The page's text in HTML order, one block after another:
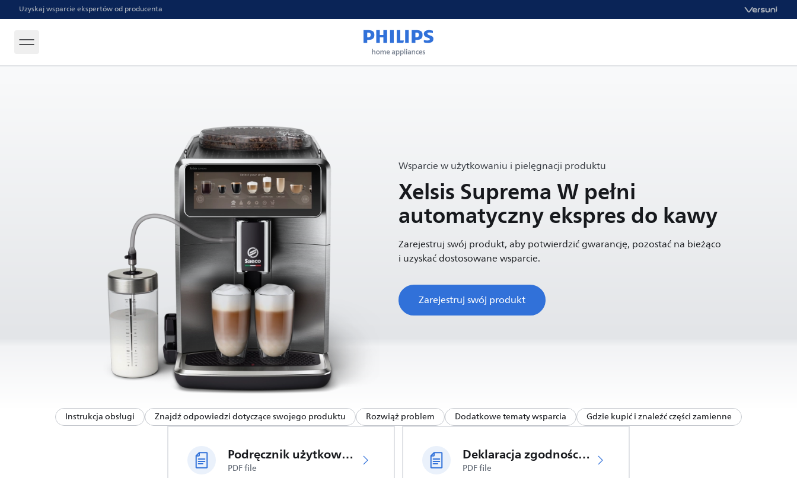
Uzyskaj wsparcie ekspertów od producenta
Wsparcie w użytkowaniu i pielęgnacji produktu
Xelsis Suprema W pełni
automatyczny ekspres do kawy
Zarejestruj swój produkt, aby potwierdzić gwarancję, pozostać na bieżąco
i uzyskać dostosowane wsparcie.
Zarejestruj swój produkt
Instrukcja obsługi Znajdź odpowiedzi dotyczące swojego produktu Rozwiąż problem Dodatkowe tematy wsparcia Gdzie kupić i znaleźć części zamienne
Podręcznik użytkownika
PDF file
Deklaracja zgodności UE
PDF file